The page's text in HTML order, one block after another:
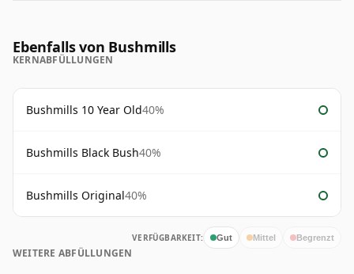
Ebenfalls von Bushmills
KERNABFÜLLUNGEN
Bushmills 10 Year Old40%
Bushmills Black Bush40%
Bushmills Original40%
VERFÜGBARKEIT: Gut Mittel Begrenzt
WEITERE ABFÜLLUNGEN